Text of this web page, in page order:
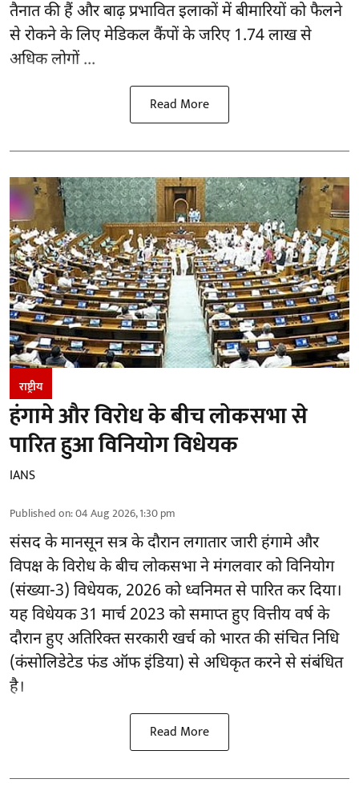
तैनात की हैं और बाढ़ प्रभावित इलाकों में बीमारियों को फैलने
से रोकने के लिए मेडिकल कैंपों के जरिए 1.74 लाख से
अधिक लोगों ...
Read More
राष्ट्रीय
हंगामे और विरोध के बीच लोकसभा से
पारित हुआ विनियोग विधेयक
IANS
Published on:04 Aug 2026, 1:30 pm
संसद के मानसून सत्र के दौरान लगातार जारी हंगामे और
विपक्ष के विरोध के बीच लोकसभा ने मंगलवार को विनियोग
(संख्या-3) विधेयक, 2026 को ध्वनिमत से पारित कर दिया।
यह विधेयक 31 मार्च 2023 को समाप्त हुए वित्तीय वर्ष के
दौरान हुए अतिरिक्त सरकारी खर्च को भारत की संचित निधि
(कंसोलिडेटेड फंड ऑफ इंडिया) से अधिकृत करने से संबंधित
है।
Read More